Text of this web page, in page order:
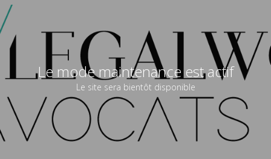
Le mode maintenance est actif
Le site sera bientôt disponible